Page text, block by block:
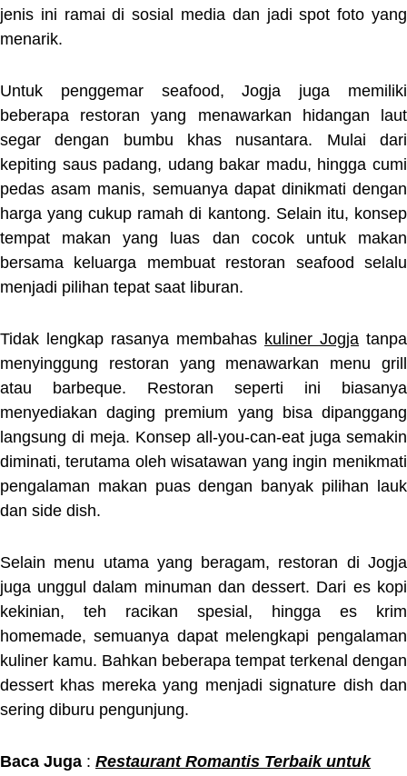
jenis ini ramai di sosial media dan jadi spot foto yang
menarik.
Untuk penggemar seafood, Jogja juga memiliki
beberapa restoran yang menawarkan hidangan laut
segar dengan bumbu khas nusantara. Mulai dari
kepiting saus padang, udang bakar madu, hingga cumi
pedas asam manis, semuanya dapat dinikmati dengan
harga yang cukup ramah di kantong. Selain itu, konsep
tempat makan yang luas dan cocok untuk makan
bersama keluarga membuat restoran seafood selalu
menjadi pilihan tepat saat liburan.
Tidak lengkap rasanya membahas kuliner Jogja tanpa
menyinggung restoran yang menawarkan menu grill
atau barbeque. Restoran seperti ini biasanya
menyediakan daging premium yang bisa dipanggang
langsung di meja. Konsep all-you-can-eat juga semakin
diminati, terutama oleh wisatawan yang ingin menikmati
pengalaman makan puas dengan banyak pilihan lauk
dan side dish.
Selain menu utama yang beragam, restoran di Jogja
juga unggul dalam minuman dan dessert. Dari es kopi
kekinian, teh racikan spesial, hingga es krim
homemade, semuanya dapat melengkapi pengalaman
kuliner kamu. Bahkan beberapa tempat terkenal dengan
dessert khas mereka yang menjadi signature dish dan
sering diburu pengunjung.
Baca Juga : Restaurant Romantis Terbaik untuk